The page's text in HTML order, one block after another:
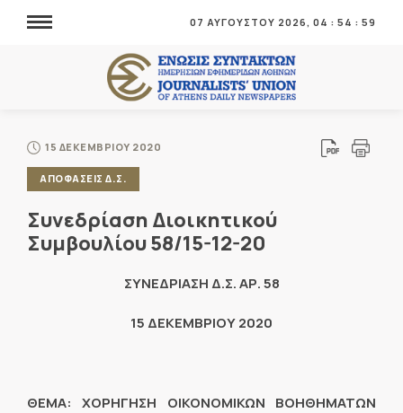
07 ΑΥΓΟΥΣΤΟΥ 2026, 04 : 55 : 00
15 ΔΕΚΕΜΒΡΙΟΥ 2020
ΑΠΟΦΑΣΕΙΣ Δ.Σ.
Συνεδρίαση Διοικητικού
Συμβουλίου 58/15-12-20
ΣΥΝΕΔΡΙΑΣΗ Δ.Σ. ΑΡ. 58
15 ΔΕΚΕΜΒΡΙΟΥ 2020
ΘΕΜΑ: ΧΟΡΗΓΗΣΗ ΟΙΚΟΝΟΜΙΚΩΝ ΒΟΗΘΗΜΑΤΩΝ